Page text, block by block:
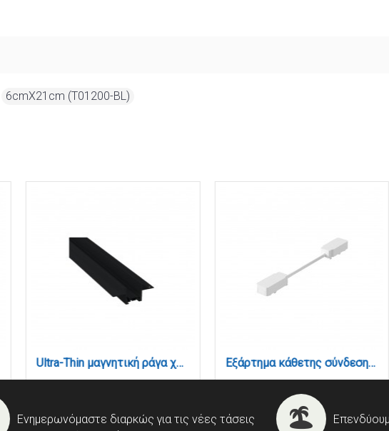
6cmX21cm (T01200-BL)
Ultra-Thin μαγνητική ράγα χωνευτή σε μαύρη απόχρωση D:1m (TRU0011-Black) Εξάρτημα κάθετης σύνδεσης για ρευματοδότηση μεταξύ Ultra Thin ράγών σε λευκή απόχρωση (TC029-White)
Ενημερωνόμαστε διαρκώς για τις νέες τάσεις